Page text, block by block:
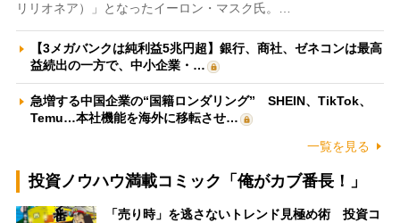
リリオネア）」となったイーロン・マスク氏。…
【3メガバンクは純利益5兆円超】銀行、商社、ゼネコンは最高
益続出の一方で、中小企業・…
急増する中国企業の“国籍ロンダリング” SHEIN、TikTok、
Temu…本社機能を海外に移転させ…
一覧を見る
投資ノウハウ満載コミック「俺がカブ番長！」
「売り時」を逃さないトレンド見極め術 投資コ